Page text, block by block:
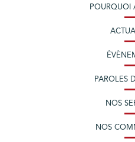
POURQUOI
PAROLES
NOS
NOS